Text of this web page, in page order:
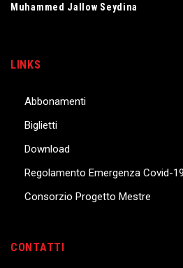
Muhammed Jallow Seydina
LINKS
Abbonamenti
Biglietti
Download
Regolamento Emergenza Covid-19
Consorzio Progetto Mestre
CONTATTI